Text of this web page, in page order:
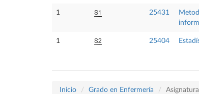
1 S1 25431
1 S2 25404
Inicio Grado en Enfermería